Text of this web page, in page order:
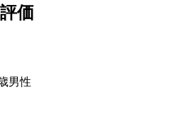
価
男性